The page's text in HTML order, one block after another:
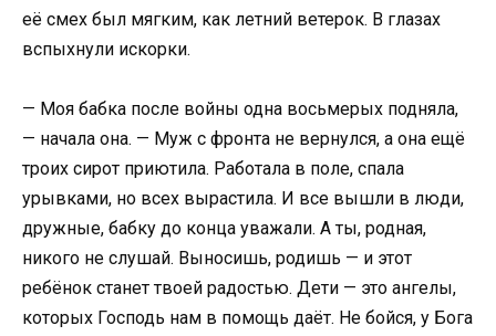
её смех был мягким, как летний ветерок. В глазах
вспыхнули искорки.
— Моя бабка после войны одна восьмерых подняла,
— начала она. — Муж с фронта не вернулся, а она ещё
троих сирот приютила. Работала в поле, спала
урывками, но всех вырастила. И все вышли в люди,
дружные, бабку до конца уважали. А ты, родная,
никого не слушай. Выносишь, родишь — и этот
ребёнок станет твоей радостью. Дети — это ангелы,
которых Господь нам в помощь даёт. Не бойся, у Бога